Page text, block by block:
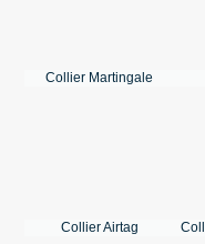
Collier Martingale
Collier Airtag